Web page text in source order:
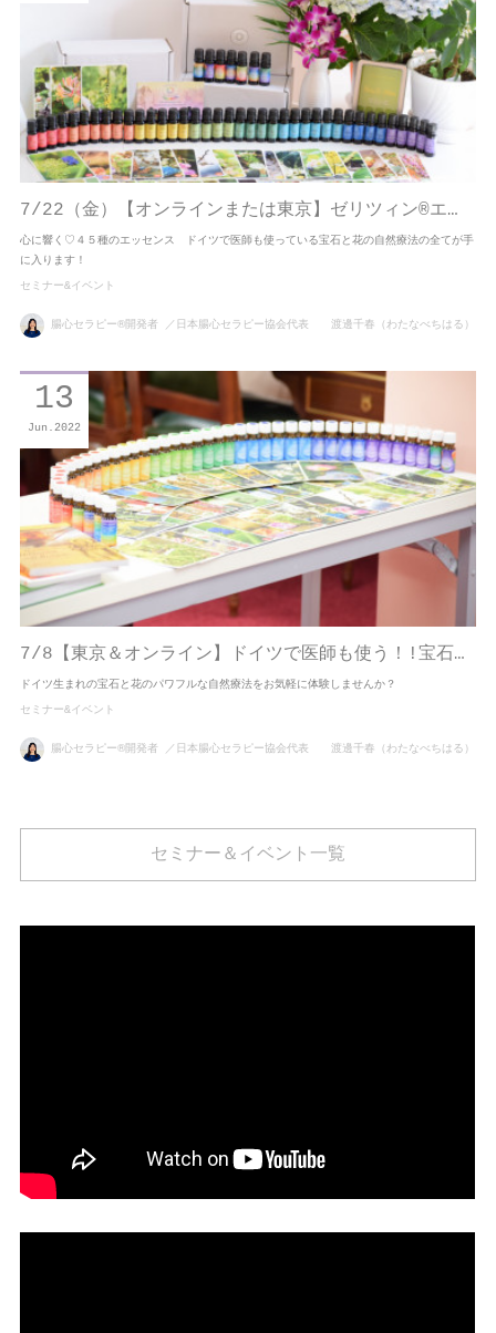
7/22（金）【オンラインまたは東京】ゼリツィン®エ…
心に響く♡４５種のエッセンス ドイツで医師も使っている宝石と花の自然療法の全てが手
に入ります！
セミナー&イベント
腸心セラピー®開発者 ／日本腸心セラピー協会代表 渡邊千春（わたなべちはる）
7/8【東京＆オンライン】ドイツで医師も使う！!宝石…
ドイツ生まれの宝石と花のパワフルな自然療法をお気軽に体験しませんか？
13
Jun 2022
セミナー&イベント
腸心セラピー®開発者 ／日本腸心セラピー協会代表 渡邊千春（わたなべちはる）
セミナー＆イベント一覧